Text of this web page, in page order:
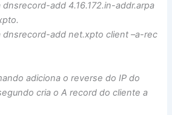
add 4.16.172.in-addr.arpa
dnsrecord-add net.xpto client –a-rec
adiciona o reverse do IP do
cria o A record do cliente a